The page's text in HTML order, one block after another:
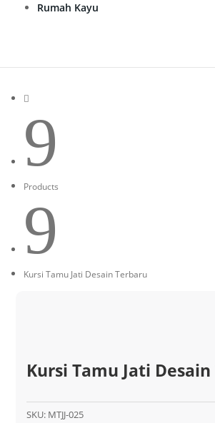
Rumah Kayu

9
Products
9
Kursi Tamu Jati Desain Terbaru
Kursi Tamu Jati
SKU: MTJJ-025